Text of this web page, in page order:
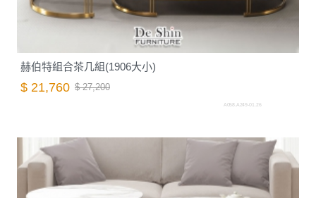
赫伯特組合茶几組(1906大小)
$ 21,760 $ 27,200
A058.A249-01.26